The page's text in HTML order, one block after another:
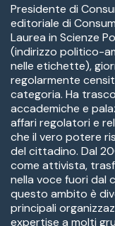
Presidente di
editoriale di
Laurea in Scienze
(indirizzo politico-
nelle etichette),
regolarmente
categoria. Ha
accademiche e
affari regolatori e
che il vero potere
del cittadino. Dal
come attivista,
nella voce fuori dal
questo ambito è
principali
expertise a molti